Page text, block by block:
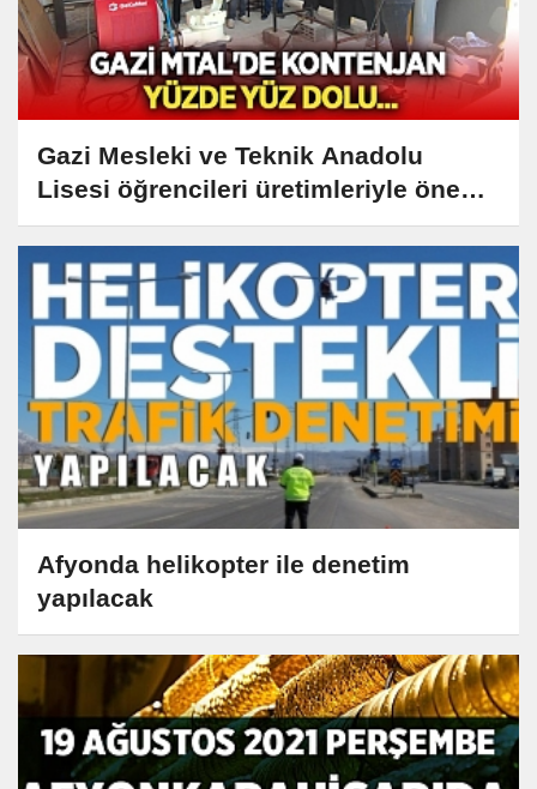
Gazi Mesleki ve Teknik Anadolu
Lisesi öğrencileri üretimleriyle öne
çıkıyor
Afyonda helikopter ile denetim
yapılacak